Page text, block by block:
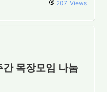
207 Views
목장모임 나눔